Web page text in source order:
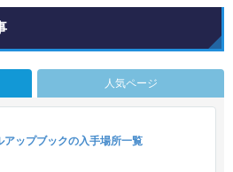
人気ページ
アップブックの入手場所一覧